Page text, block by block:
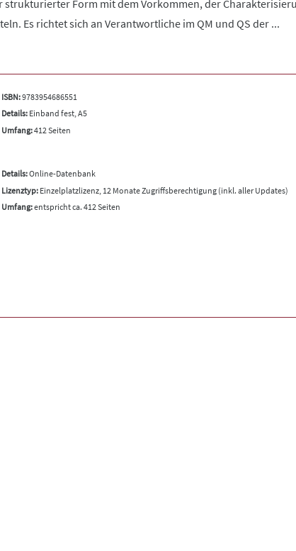
strukturierter Form mit dem Vorkommen, der
Es richtet sich an Verantwortliche im QM und QS der ...
ISBN:9783954686551
Details:Einband fest, A5
Umfang:412 Seiten
Details:Online-Datenbank
Lizenztyp:Einzelplatzlizenz, 12 Monate Zugriffsberechtigung (inkl. aller Updates)
Umfang:entspricht ca. 412 Seiten